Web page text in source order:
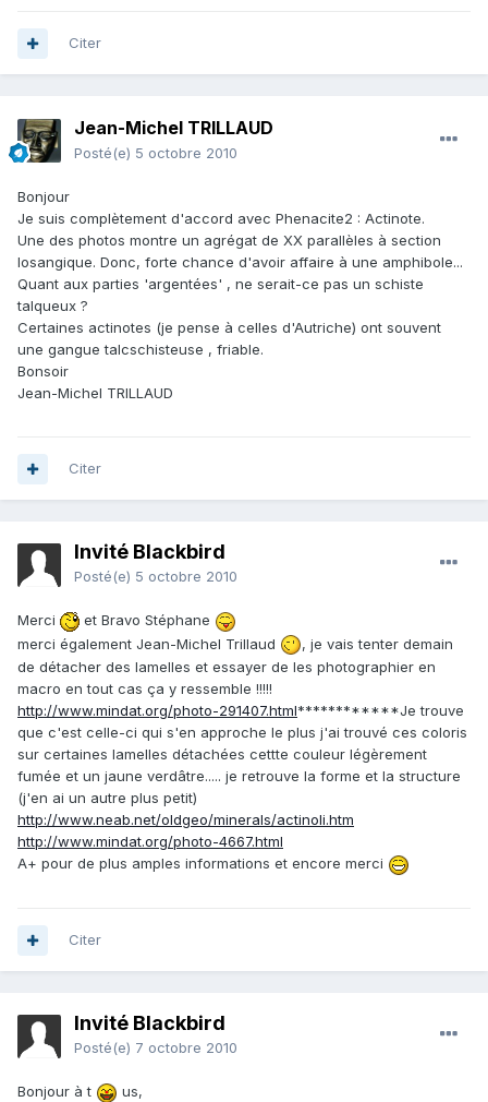
Citer
Jean-Michel TRILLAUD
Posté(e) 5 octobre 2010
Bonjour
Je suis complètement d'accord avec Phenacite2 : Actinote.
Une des photos montre un agrégat de XX parallèles à section
losangique. Donc, forte chance d'avoir affaire à une amphibole...
Quant aux parties 'argentées' , ne serait-ce pas un schiste
talqueux ?
Certaines actinotes (je pense à celles d'Autriche) ont souvent
une gangue talcschisteuse , friable.
Bonsoir
Jean-Michel TRILLAUD
Citer
Invité Blackbird
Posté(e) 5 octobre 2010
Merci
et Bravo Stéphane
merci également Jean-Michel Trillaud
, je vais tenter demain
de détacher des lamelles et essayer de les photographier en
macro en tout cas ça y ressemble !!!!!
http://www.mindat.org/photo-291407.html************Je trouve
que c'est celle-ci qui s'en approche le plus j'ai trouvé ces coloris
sur certaines lamelles détachées cettte couleur légèrement
fumée et un jaune verdâtre..... je retrouve la forme et la structure
(j'en ai un autre plus petit)
http://www.neab.net/oldgeo/minerals/actinoli.htm
http://www.mindat.org/photo-4667.html
A+ pour de plus amples informations et encore merci
Citer
Invité Blackbird
Posté(e) 7 octobre 2010
Bonjour à t
us,